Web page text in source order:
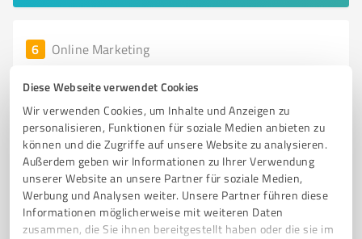
Diese Webseite verwendet Cookies
Wir verwenden Cookies, um Inhalte und Anzeigen zu
personalisieren, Funktionen für soziale Medien anbieten zu
können und die Zugriffe auf unsere Website zu analysieren.
Außerdem geben wir Informationen zu Ihrer Verwendung
unserer Website an unsere Partner für soziale Medien,
Werbung und Analysen weiter. Unsere Partner führen diese
Informationen möglicherweise mit weiteren Daten
zusammen, die Sie ihnen bereitgestellt haben oder die sie im
6 Online Marketing
eCommerce Werkstatt GmbH – Ihre Agentur für E-
Commerce und Online-Marketing
E-COMMERCE-BERATUNG ONLINE-MARKETING-BERATUNG
WEB-ENTWICKLUNG PERFORMANCE-MARKETING
OMNICHANNEL-BERATUNG
Friedhofstraße 171, 33659 Bielefeld